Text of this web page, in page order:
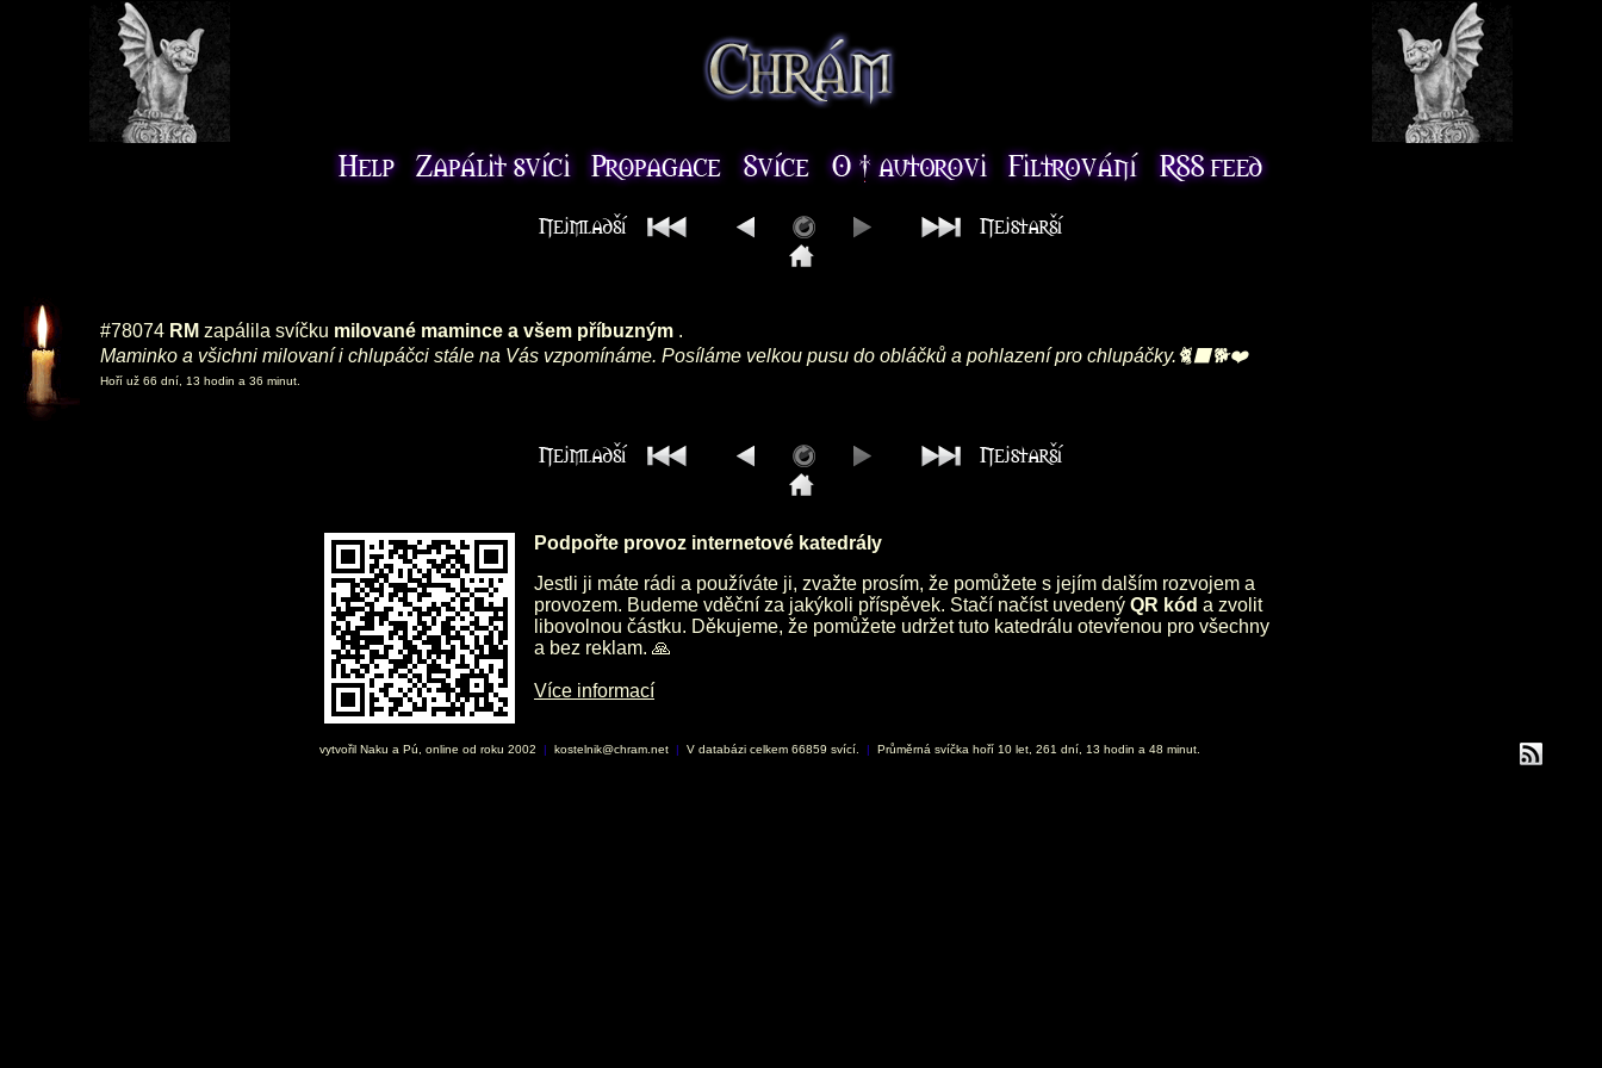
#78074 RM zapálila svíčku milované mamince a všem příbuzným .
Maminko a všichni milovaní i chlupáčci stále na Vás vzpomínáme. Posíláme velkou pusu do obláčků a pohlazení pro chlupáčky.🐈‍⬛🐕❤️
Hoří už 66 dní, 13 hodin a 36 minut.
Podpořte provoz internetové katedrály
Jestli ji máte rádi a používáte ji, zvažte prosím, že pomůžete s jejím dalším rozvojem a
provozem. Budeme vděční za jakýkoli příspěvek. Stačí načíst uvedený QR kód a zvolit
libovolnou částku. Děkujeme, že pomůžete udržet tuto katedrálu otevřenou pro všechny
a bez reklam. 🙏
Více informací
vytvořil Naku a Pú, online od roku 2002 | kostelnik@chram.net | V databázi celkem 66859 svící. | Průměrná svíčka hoří 10 let, 261 dní, 13 hodin a 48 minut.